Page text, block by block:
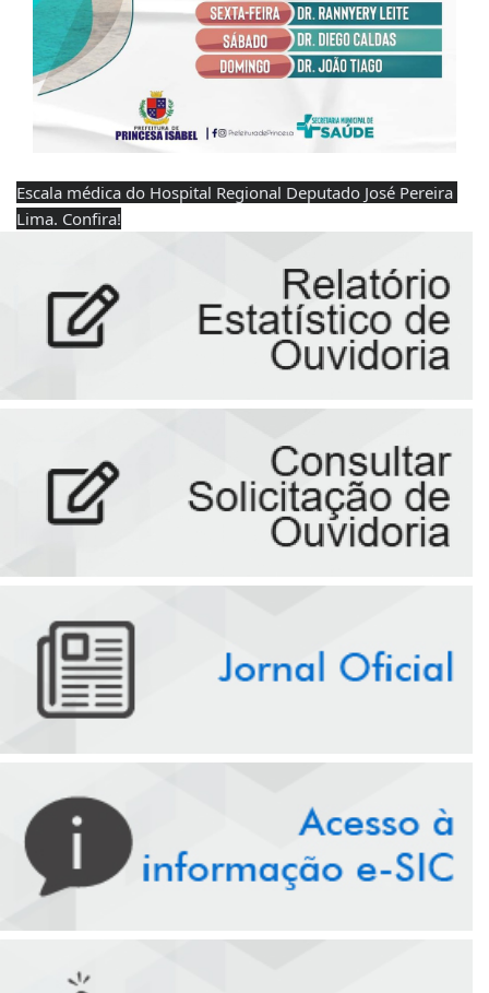
Escala médica do Hospital Regional Deputado José Pereira
Lima. Confira!